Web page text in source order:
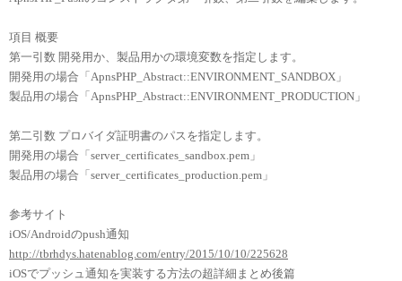
項目 概要
第一引数 開発用か、製品用かの環境変数を指定します。
開発用の場合「ApnsPHP_Abstract::ENVIRONMENT_SANDBOX」
製品用の場合「ApnsPHP_Abstract::ENVIRONMENT_PRODUCTION」
第二引数 プロバイダ証明書のパスを指定します。
開発用の場合「server_certificates_sandbox.pem」
製品用の場合「server_certificates_production.pem」
参考サイト
iOS/Androidのpush通知
http://tbrhdys.hatenablog.com/entry/2015/10/10/225628
iOSでプッシュ通知を実装する方法の超詳細まとめ後篇